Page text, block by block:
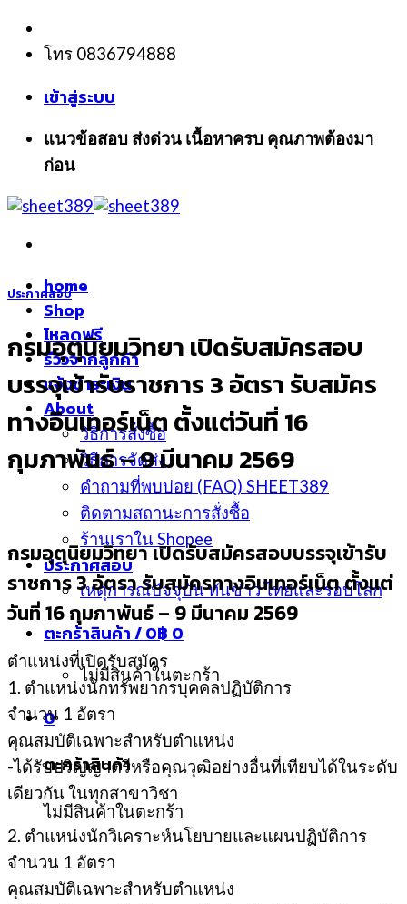
Skip
content
โทร 0836794888
เข้าสู่ระบบ
แนวข้อสอบ ส่งด่วน เนื้อหาครบ คุณภาพต้องมา
ก่อน
home
Shop
โหลดฟรี
รีวิวจากลูกค้า
แจ้งชำระเงิน
About
วิธีการสั่งซื้อ
วิธีการจัดส่ง
คำถามที่พบบ่อย (FAQ) SHEET389
ติดตามสถานะการสั่งซื้อ
ร้านเราใน Shopee
ประกาศสอบ
เหตุการณ์ปัจจุบัน ทันข่าว ไทยและรอบโลก
ตะกร้าสินค้า /0฿ 0
ไม่มีสินค้าในตะกร้า
0
ตะกร้าสินค้า
ไม่มีสินค้าในตะกร้า
ประกาศสอบ
กรมอุตุนิยมวิทยา เปิดรับสมัครสอบ
บรรจุเข้ารับราชการ 3 อัตรา รับสมัคร
ทางอินเทอร์เน็ต ตั้งแต่วันที่ 16
กุมภาพันธ์ – 9 มีนาคม 2569
กรมอุตุนิยมวิทยา เปิดรับสมัครสอบบรรจุเข้ารับ
ราชการ 3 อัตรา รับสมัครทางอินเทอร์เน็ต ตั้งแต่
วันที่ 16 กุมภาพันธ์ – 9 มีนาคม 2569
ตำแหน่งที่เปิดรับสมัคร
1. ตำแหน่งนักทรัพยากรบุคคลปฏิบัติการ
จำนวน 1 อัตรา
คุณสมบัติเฉพาะสำหรับตำแหน่ง
-ได้รับปริญญาตรีหรือคุณวุฒิอย่างอื่นที่เทียบได้ในระดับ
เดียวกัน ในทุกสาขาวิชา
2. ตำแหน่งนักวิเคราะห์นโยบายและแผนปฏิบัติการ
จำนวน 1 อัตรา
คุณสมบัติเฉพาะสำหรับตำแหน่ง